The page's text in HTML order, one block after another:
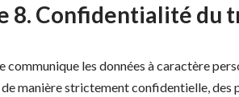
8. Confidentialité du
communique les données à caractère
manière strictement confidentielle, des